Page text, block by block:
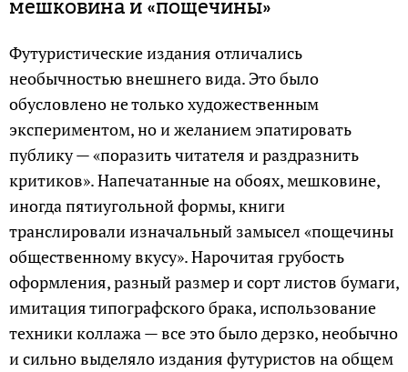
мешковина и «пощечины»
Футуристические издания отличались
необычностью внешнего вида. Это было
обусловлено не только художественным
экспериментом, но и желанием эпатировать
публику — «поразить читателя и раздразнить
критиков». Напечатанные на обоях, мешковине,
иногда пятиугольной формы, книги
транслировали изначальный замысел «пощечины
общественному вкусу». Нарочитая грубость
оформления, разный размер и сорт листов бумаги,
имитация типографского брака, использование
техники коллажа — все это было дерзко, необычно
и сильно выделяло издания футуристов на общем